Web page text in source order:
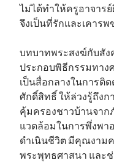
ไม่ได้ทำให้ครูอาจาร
จึงเป็นที่รักและเคาร
บทบาทพระสงฆ์กับสัง
ประกอบพิธีกรรมทาง
เป็นสื่อกลางในการติ
ศักดิ์สิทธิ์ ให้ล่วงรู้ถึง
คุ้มครองชาวบ้านจาก
แวดล้อมในการพึ่งพา
ดำเนินชีวิต มีคุณงาม
พระพุทธศาสนา และ